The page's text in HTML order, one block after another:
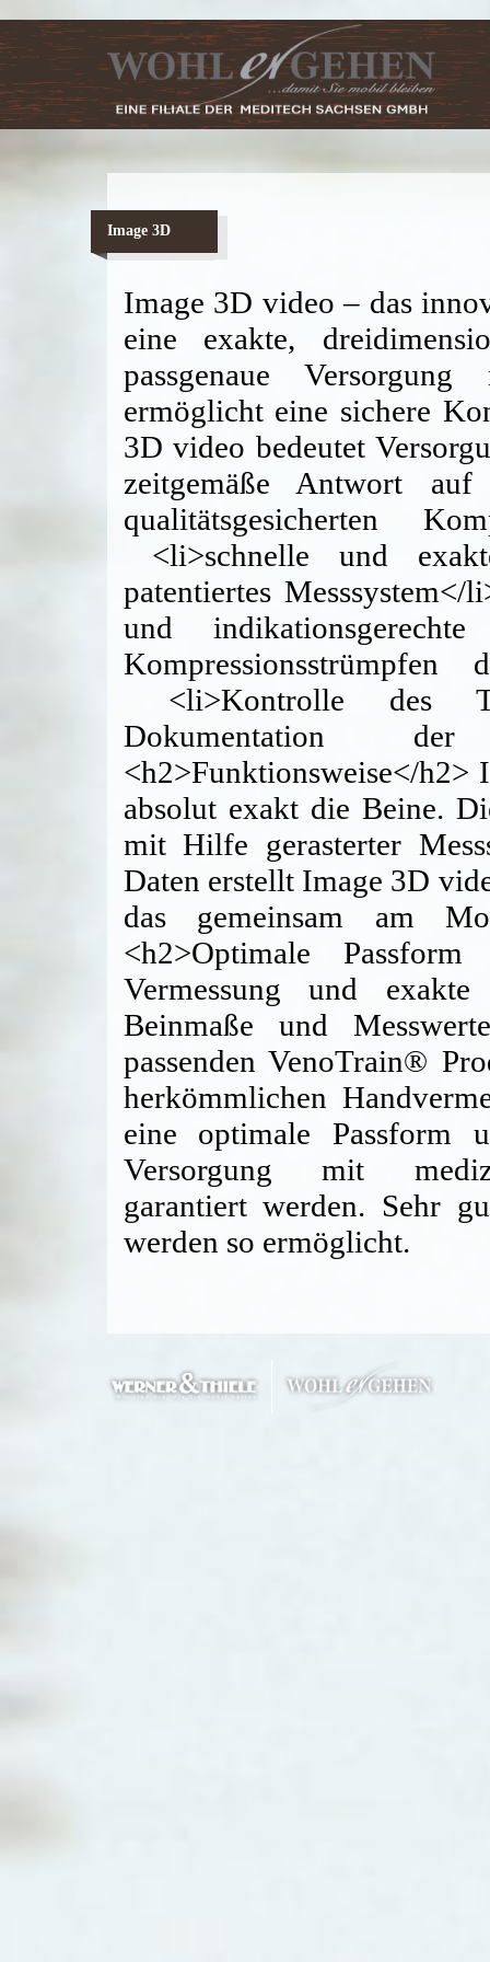
Image 3D
Image 3D video – das
eine exakte,
passgenaue
ermöglicht eine sichere
3D video bedeutet
zeitgemäße Antwort
qualitätsgesicherten
<li>schnelle und
patentiertes
und
<li>Kontrolle des
Dokumentation der
<h2>Funktionsweise</
absolut exakt die Beine.
mit Hilfe gerasterter
Daten erstellt Image 3D
das gemeinsam am
<h2>Optimale
Vermessung und
Beinmaße und
passenden VenoTrain®
herkömmlichen
eine optimale Passform
Versorgung mit
garantiert werden. Sehr
werden so ermöglicht.